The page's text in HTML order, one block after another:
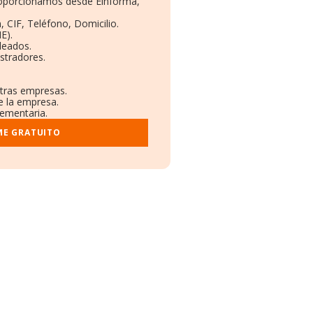
CIF, Teléfono, Domicilio.
empresas.
la empresa.
GRATUITO